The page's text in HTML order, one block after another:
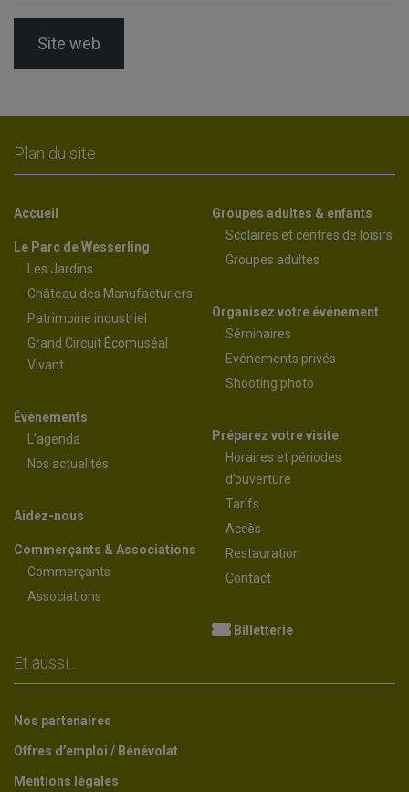
Site web
Plan du site
Accueil
Le Parc de Wesserling
Les Jardins
Château des Manufacturiers
Patrimoine industriel
Grand Circuit Écomuséal
Vivant
Évènements
L’agenda
Nos actualités
Aidez-nous
Commerçants & Associations
Commerçants
Associations
Groupes adultes & enfants
Scolaires et centres de loisirs
Groupes adultes
Organisez votre événement
Séminaires
Evénements privés
Shooting photo
Préparez votre visite
Horaires et périodes
d’ouverture
Tarifs
Accès
Restauration
Contact
Billetterie
Et aussi...
Nos partenaires
Offres d’emploi / Bénévolat
Mentions légales